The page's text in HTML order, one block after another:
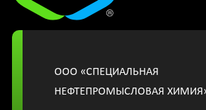
OOО «СПЕЦИАЛЬНАЯ
НЕФТЕПРОМЫСЛОВАЯ